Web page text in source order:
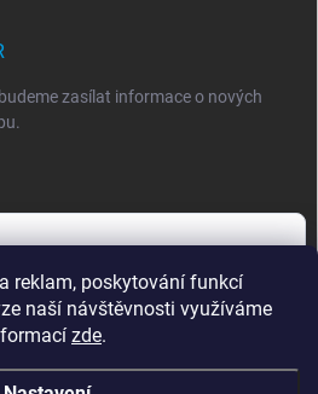
reklam, poskytování funkcí
naší návštěvnosti využíváme
zde.
zasílat informace o nových
osobních údajů